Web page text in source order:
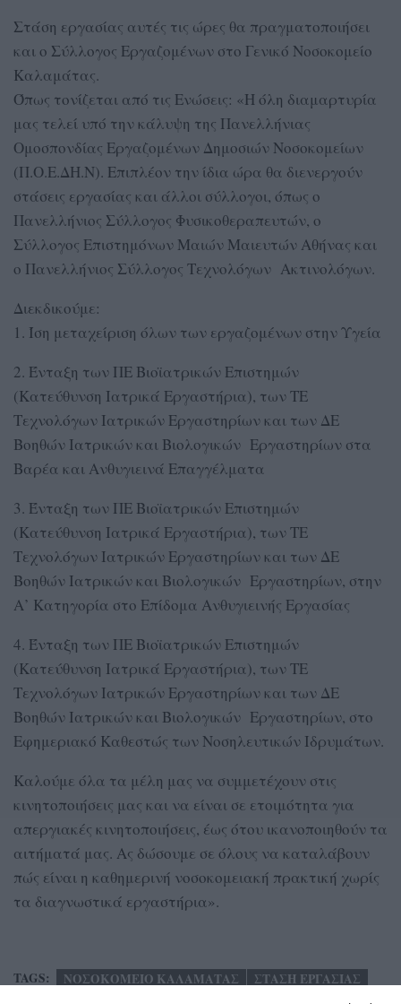
Στάση εργασίας αυτές τις ώρες θα πραγματοποιήσει
και ο Σύλλογος Εργαζομένων στο Γενικό Νοσοκομείο
Καλαμάτας.
Όπως τονίζεται από τις Ενώσεις: «Η όλη διαμαρτυρία
μας τελεί υπό την κάλυψη της Πανελλήνιας
Ομοσπονδίας Εργαζομένων Δημοσιών Νοσοκομείων
(Π.Ο.Ε.ΔΗ.Ν). Επιπλέον την ίδια ώρα θα διενεργούν
στάσεις εργασίας και άλλοι σύλλογοι, όπως ο
Πανελλήνιος Σύλλογος Φυσικοθεραπευτών, ο
Σύλλογος Επιστημόνων Μαιών Μαιευτών Αθήνας και
ο Πανελλήνιος Σύλλογος Τεχνολόγων Ακτινολόγων.
Διεκδικούμε:
1. Ίση μεταχείριση όλων των εργαζομένων στην Υγεία
2. Ένταξη των ΠΕ Βιοϊατρικών Επιστημών
(Κατεύθυνση Ιατρικά Εργαστήρια), των ΤΕ
Τεχνολόγων Ιατρικών Εργαστηρίων και των ΔΕ
Βοηθών Ιατρικών και Βιολογικών Εργαστηρίων στα
Βαρέα και Ανθυγιεινά Επαγγέλματα
3. Ένταξη των ΠΕ Βιοϊατρικών Επιστημών
(Κατεύθυνση Ιατρικά Εργαστήρια), των ΤΕ
Τεχνολόγων Ιατρικών Εργαστηρίων και των ΔΕ
Βοηθών Ιατρικών και Βιολογικών Εργαστηρίων, στην
Α’ Κατηγορία στο Επίδομα Ανθυγιεινής Εργασίας
4. Ένταξη των ΠΕ Βιοϊατρικών Επιστημών
(Κατεύθυνση Ιατρικά Εργαστήρια), των ΤΕ
Τεχνολόγων Ιατρικών Εργαστηρίων και των ΔΕ
Βοηθών Ιατρικών και Βιολογικών Εργαστηρίων, στο
Εφημεριακό Καθεστώς των Νοσηλευτικών Ιδρυμάτων.
Καλούμε όλα τα μέλη μας να συμμετέχουν στις
κινητοποιήσεις μας και να είναι σε ετοιμότητα για
απεργιακές κινητοποιήσεις, έως ότου ικανοποιηθούν τα
αιτήματά μας. Ας δώσουμε σε όλους να καταλάβουν
πώς είναι η καθημερινή νοσοκομειακή πρακτική χωρίς
τα διαγνωστικά εργαστήρια».
TAGS: ΝΟΣΟΚΟΜΕΙΟ ΚΑΛΑΜΑΤΑΣ
ΣΤΑΣΗ ΕΡΓΑΣΙΑΣ